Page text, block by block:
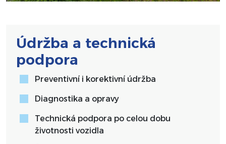
Údržba a technická
podpora
Preventivní i korektivní údržba
Diagnostika a opravy
Technická podpora po celou dobu
životnosti vozidla